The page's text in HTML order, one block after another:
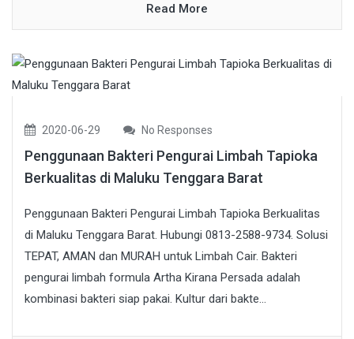
Read More
2020-06-29 No Responses
Penggunaan Bakteri Pengurai Limbah Tapioka
Berkualitas di Maluku Tenggara Barat
Penggunaan Bakteri Pengurai Limbah Tapioka Berkualitas
di Maluku Tenggara Barat. Hubungi 0813-2588-9734. Solusi
TEPAT, AMAN dan MURAH untuk Limbah Cair. Bakteri
pengurai limbah formula Artha Kirana Persada adalah
kombinasi bakteri siap pakai. Kultur dari bakte...